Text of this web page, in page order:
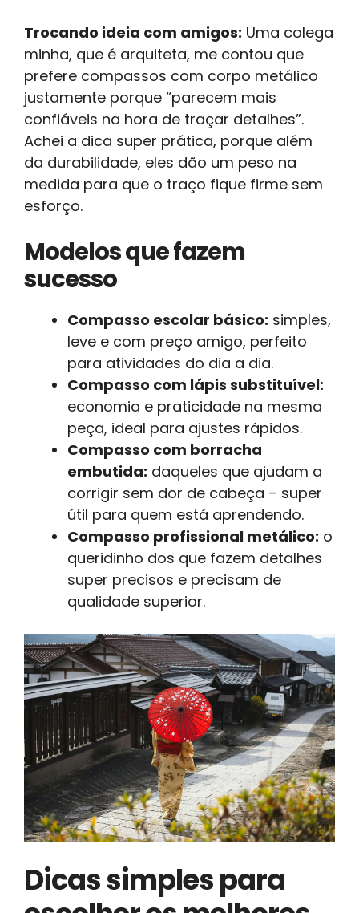
Trocando ideia com amigos: Uma colega
minha, que é arquiteta, me contou que
prefere compassos com corpo metálico
justamente porque “parecem mais
confiáveis na hora de traçar detalhes”.
Achei a dica super prática, porque além
da durabilidade, eles dão um peso na
medida para que o traço fique firme sem
esforço.
Modelos que fazem
sucesso
Compasso escolar básico: simples,
leve e com preço amigo, perfeito
para atividades do dia a dia.
Compasso com lápis substituível:
economia e praticidade na mesma
peça, ideal para ajustes rápidos.
Compasso com borracha
embutida: daqueles que ajudam a
corrigir sem dor de cabeça – super
útil para quem está aprendendo.
Compasso profissional metálico: o
queridinho dos que fazem detalhes
super precisos e precisam de
qualidade superior.
Dicas simples para